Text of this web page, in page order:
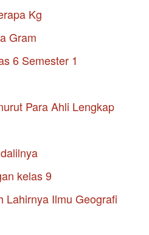
Kg
Gram
6 Semester 1
Para Ahli Lengkap
kelas 9
Lahirnya Ilmu Geografi